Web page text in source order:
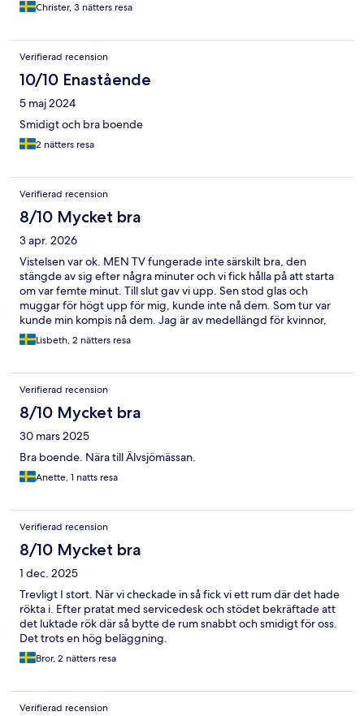
Christer, 3 nätters resa
Verifierad recension
10/10 Enastående
5 maj 2024
Smidigt och bra boende
2 nätters resa
Verifierad recension
8/10 Mycket bra
3 apr. 2026
Vistelsen var ok. MEN TV fungerade inte särskilt bra, den
stängde av sig efter några minuter och vi fick hålla på att starta
om var femte minut. Till slut gav vi upp. Sen stod glas och
muggar för högt upp för mig, kunde inte nå dem. Som tur var
kunde min kompis nå dem. Jag är av medellängd för kvinnor,
typ 158.Lisbeth, 2 nätters resa
Verifierad recension
8/10 Mycket bra
30 mars 2025
Bra boende. Nära till Älvsjömässan.
Anette, 1 natts resa
Verifierad recension
8/10 Mycket bra
1 dec. 2025
Trevligt I stort. När vi checkade in så fick vi ett rum där det hade
rökta i. Efter pratat med servicedesk och stödet bekräftade att
det luktade rök där så bytte de rum snabbt och smidigt för oss.
Det trots en hög beläggning.
Bror, 2 nätters resa
Verifierad recension